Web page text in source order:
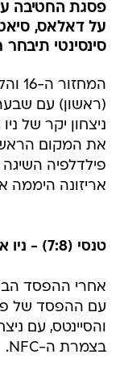
פסגת החטיבה
על דאלאס,
סינסינטי
(ראשון) עם
ניצחון יקר של
פילדלפיה
אריזונה היממה
טנסי (7:8) - ניו אורלינס (3:12) 38:28
אחרי ההפסד
עם ההפסד של
בצמרת ה-NFC.